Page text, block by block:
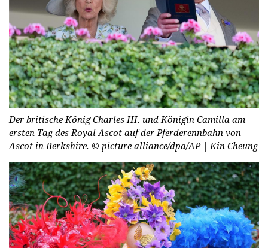
Der britische König Charles III. und Königin Camilla am
ersten Tag des Royal Ascot auf der Pferderennbahn von
Ascot in Berkshire. © picture alliance/dpa/AP | Kin Cheung